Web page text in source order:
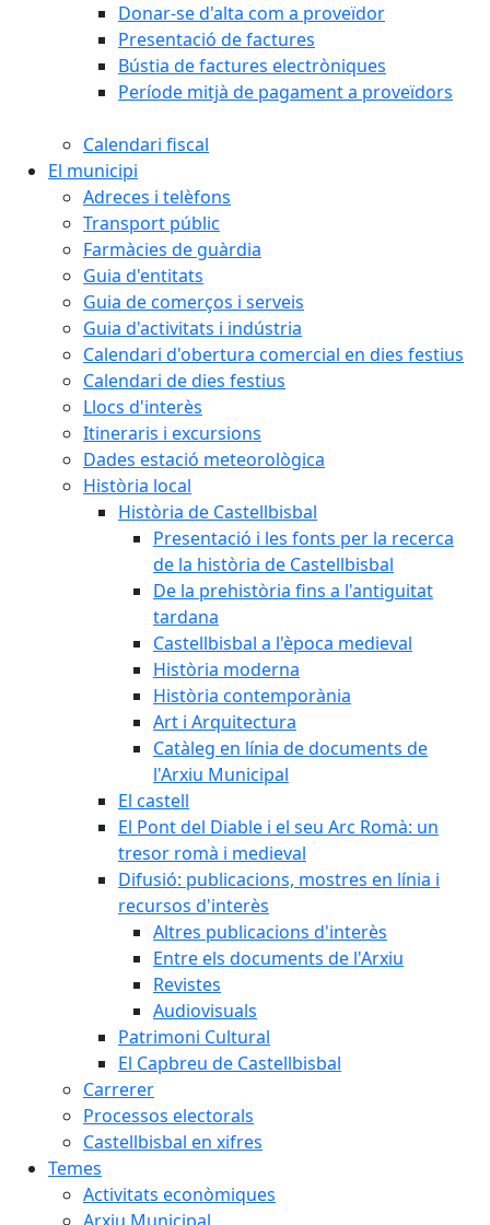
Donar-se d'alta com a proveïdor
Presentació de factures
Bústia de factures electròniques
Període mitjà de pagament a proveïdors
Calendari fiscal
El municipi
Adreces i telèfons
Transport públic
Farmàcies de guàrdia
Guia d'entitats
Guia de comerços i serveis
Guia d'activitats i indústria
Calendari d'obertura comercial en dies festius
Calendari de dies festius
Llocs d'interès
Itineraris i excursions
Dades estació meteorològica
Història local
Història de Castellbisbal
Presentació i les fonts per la recerca
de la història de Castellbisbal
De la prehistòria fins a l'antiguitat
tardana
Castellbisbal a l'època medieval
Història moderna
Història contemporània
Art i Arquitectura
Catàleg en línia de documents de
l'Arxiu Municipal
El castell
El Pont del Diable i el seu Arc Romà: un
tresor romà i medieval
Difusió: publicacions, mostres en línia i
recursos d'interès
Altres publicacions d'interès
Entre els documents de l'Arxiu
Revistes
Audiovisuals
Patrimoni Cultural
El Capbreu de Castellbisbal
Carrerer
Processos electorals
Castellbisbal en xifres
Temes
Activitats econòmiques